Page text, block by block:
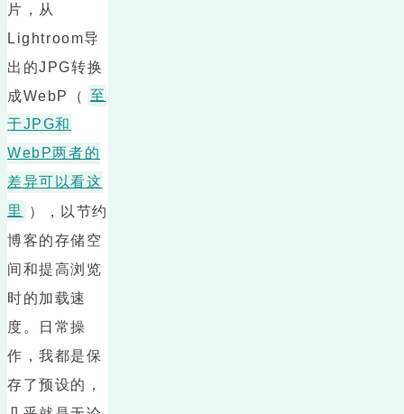
片，从
Lightroom导
出的JPG转换
成WebP（
至
于JPG和
WebP两者的
差异可以看这
里
），以节约
博客的存储空
间和提高浏览
时的加载速
度。日常操
作，我都是保
存了预设的，